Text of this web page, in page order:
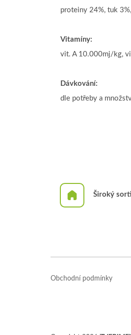
proteiny 24%, tuk
Vitamíny:
vit. A 10.000mj/kg,
Dávkování:
dle potřeby a
Široký
Obchodní podmínky